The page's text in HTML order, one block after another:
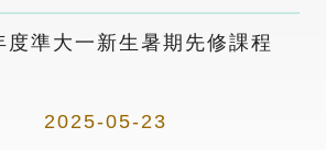
準大一新生暑期先修課程
2025-05-23